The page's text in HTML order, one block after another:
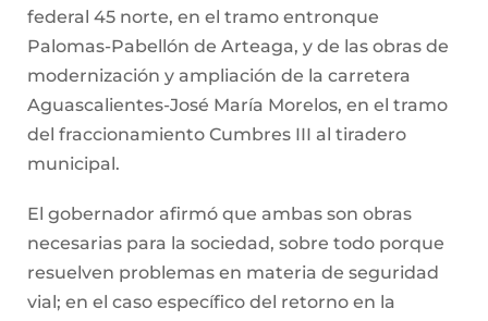
federal 45 norte, en el tramo entronque
Palomas-Pabellón de Arteaga, y de las obras de
modernización y ampliación de la carretera
Aguascalientes-José María Morelos, en el tramo
del fraccionamiento Cumbres III al tiradero
municipal.
El gobernador afirmó que ambas son obras
necesarias para la sociedad, sobre todo porque
resuelven problemas en materia de seguridad
vial; en el caso específico del retorno en la